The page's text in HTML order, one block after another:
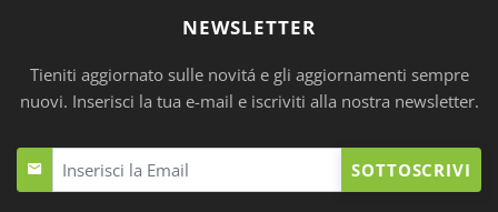
NEWSLETTER
Tieniti aggiornato sulle novitá e gli aggiornamenti sempre
nuovi. Inserisci la tua e-mail e iscriviti alla nostra newsletter.
SOTTOSCRIVI